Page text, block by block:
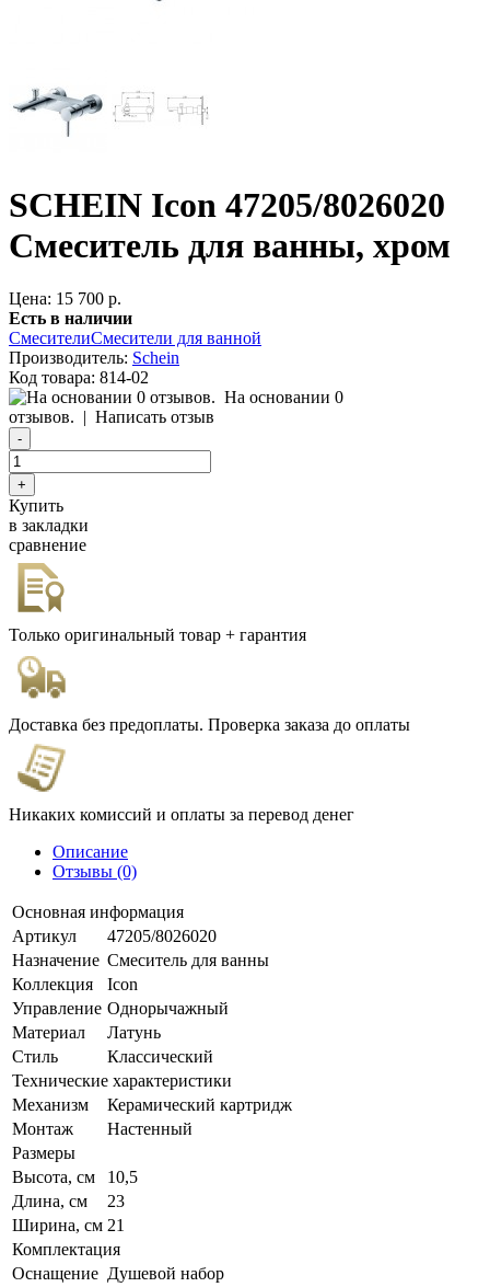
SCHEIN Icon 47205/8026020
Смеситель для ванны, хром
Цена: 15 700 р.
Есть в наличии
СмесителиСмесители для ванной
Производитель: Schein
Код товара: 814-02
На основании 0
отзывов. | Написать отзыв
Купить
в закладки
сравнение
Только оригинальный товар + гарантия
Доставка без предоплаты. Проверка заказа до оплаты
Никаких комиссий и оплаты за перевод денег
Описание
Отзывы (0)
Основная информация
Артикул
47205/8026020
Назначение Смеситель для ванны
Коллекция
Icon
Управление Однорычажный
Материал
Латунь
Стиль
Классический
Технические характеристики
Механизм
Керамический картридж
Монтаж
Настенный
Размеры
Высота, см
10,5
Длина, см
23
Ширина, см 21
Комплектация
Оснащение Душевой набор